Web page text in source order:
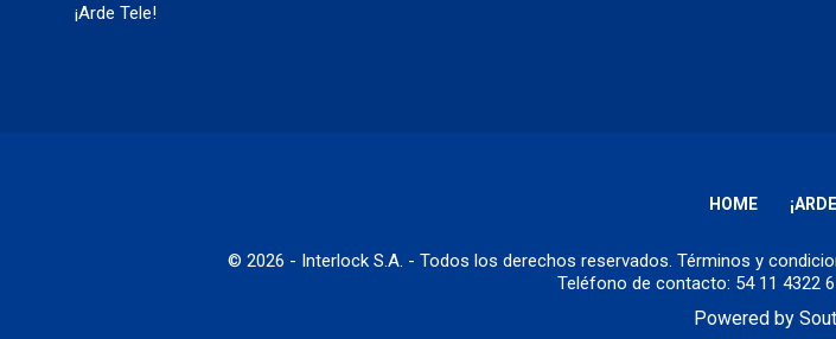
¡Arde Tele!
HOME
© 2026 - Interlock S.A. - Todos los derechos reservados. Términos y
Teléfono de contacto: 54 11 4322
Powered by